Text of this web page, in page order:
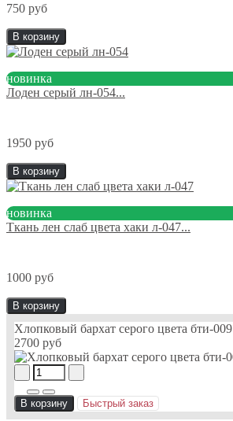
750 руб
В корзину
новинка
Лоден серый лн-054...
1950 руб
В корзину
новинка
Ткань лен слаб цвета хаки л-047...
1000 руб
В корзину
Хлопковый бархат серого цвета бти-009
2700 руб
В корзину Быстрый заказ